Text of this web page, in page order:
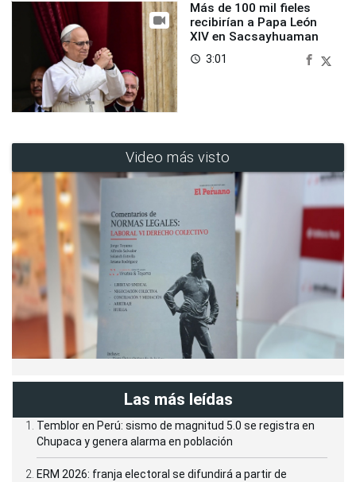
Más de 100 mil fieles
recibirían a Papa León
XIV en Sacsayhuaman
access_time 3:01
Video más visto
Las más leídas
Temblor en Perú: sismo de magnitud 5.0 se registra en
Chupaca y genera alarma en población
ERM 2026: franja electoral se difundirá a partir de